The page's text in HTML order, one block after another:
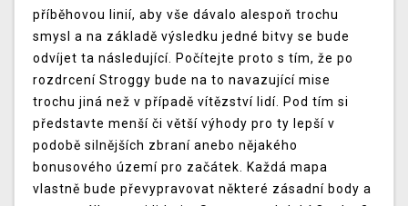
příběhovou linií, aby vše dávalo alespoň trochu
smysl a na základě výsledku jedné bitvy se bude
odvíjet ta následující. Počítejte proto s tím, že po
rozdrcení Stroggy bude na to navazující mise
trochu jiná než v případě vítězství lidí. Pod tím si
představte menší či větší výhody pro ty lepší v
podobě silnějších zbraní anebo nějakého
bonusového území pro začátek. Každá mapa
vlastně bude převypravovat některé zásadní body a